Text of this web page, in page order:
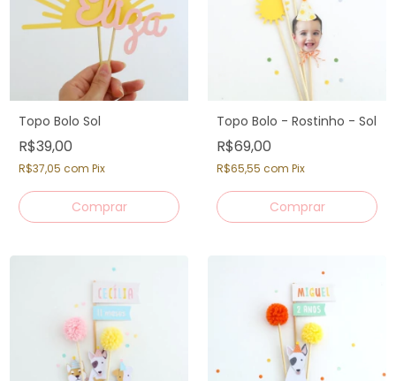
Topo Bolo Sol
R$39,00
R$37,05 com Pix
Comprar
Topo Bolo - Rostinho - Sol
R$69,00
R$65,55 com Pix